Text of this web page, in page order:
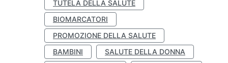
TUTELA DELLA SALUTE
BIOMARCATORI
PROMOZIONE DELLA SALUTE
BAMBINI
SALUTE DELLA DONNA